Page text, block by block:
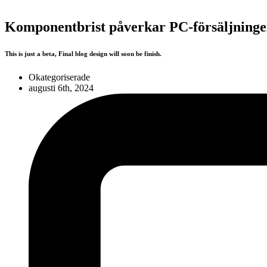
Komponentbrist påverkar PC-
This is just a beta, Final blog design will soon be finish.
Okategoriserade
augusti 6th, 2024